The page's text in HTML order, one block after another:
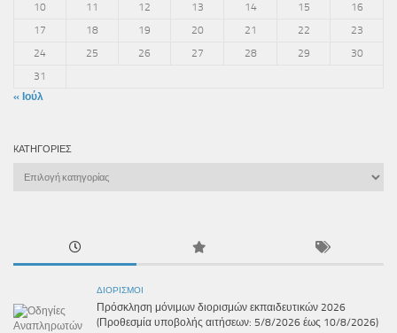
10
11 12 13 14 15
16
17
18 19 20 21 22
23
24
25 26 27 28 29
30
31
« Ιούλ
KΑΤΗΓΟΡΊΕΣ
Kατηγορίες
ΔΙΟΡΙΣΜΟΊ
Πρόσκληση μόνιμων διορισμών εκπαιδευτικών 2026
(Προθεσμία υποβολής αιτήσεων: 5/8/2026 έως 10/8/2026)